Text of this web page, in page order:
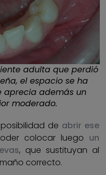
adulta que perdió
el espacio se ha
aprecia además un
moderado.
de abrir ese
colocar luego un
, que sustituyan al
correcto.